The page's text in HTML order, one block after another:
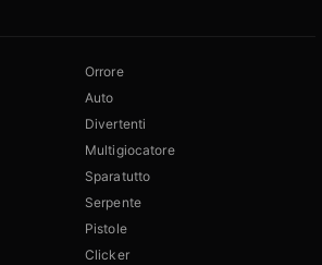
Orrore
Auto
Divertenti
Multigiocatore
Sparatutto
Serpente
Pistole
Clicker